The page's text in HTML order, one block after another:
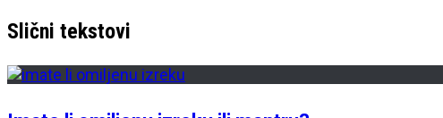
Slični tekstovi